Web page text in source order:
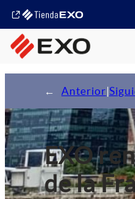
← Anterior|
EXO
de la